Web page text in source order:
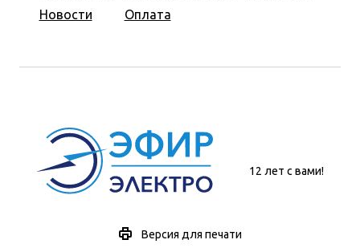
Новости
Оплата
12 лет с вами!
Версия для печати